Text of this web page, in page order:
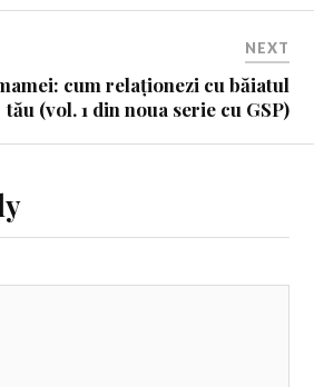
NEXT
cum relaționezi cu băiatul
tău (vol. 1 din noua serie cu GSP)